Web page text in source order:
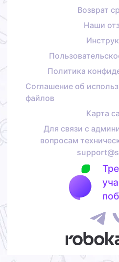
Возврат
Наши
Политика
Соглашение об
файлов
Карта
Для связи с
вопросам